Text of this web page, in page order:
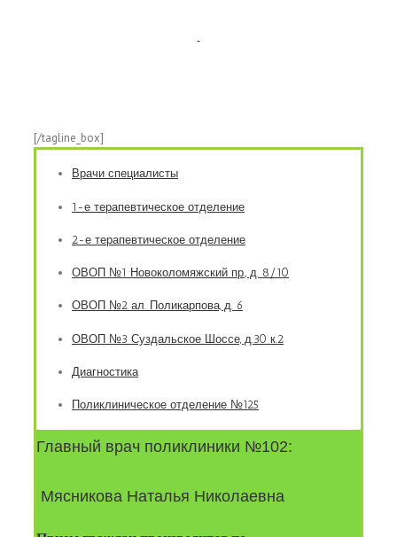
[/tagline_box]
Врачи специалисты
1-е терапевтическое отделение
2-е терапевтическое отделение
ОВОП №1 Новоколомяжский пр., д. 8/10
ОВОП №2 ал. Поликарпова, д. 6
ОВОП №3 Суздальское Шоссе, д.30 к.2
Диагностика
Поликлиническое отделение №125
Главный врач поликлиники №102:
Мясникова Наталья Николаевна